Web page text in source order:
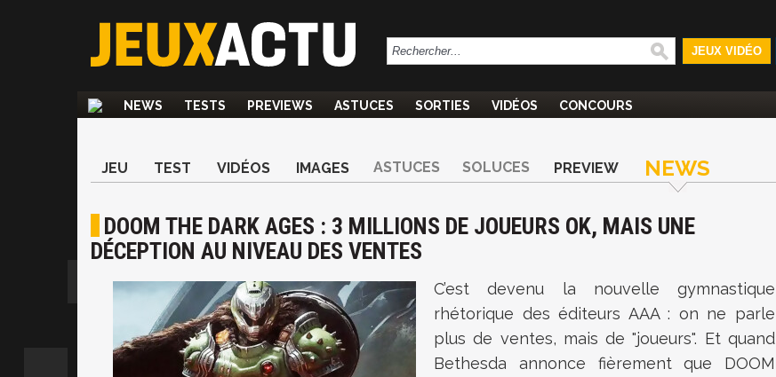
JEUX VIDÉO
NEWS TESTS PREVIEWS ASTUCES SORTIES VIDÉOS CONCOURS
JEU TEST VIDÉOS IMAGES ASTUCES SOLUCES PREVIEW NEWS
DOOM THE DARK AGES : 3 MILLIONS DE JOUEURS OK, MAIS UNE
DÉCEPTION AU NIVEAU DES VENTES
C’est devenu la nouvelle gymnastique
rhétorique des éditeurs AAA : on ne parle
plus de ventes, mais de "joueurs". Et quand
Bethesda annonce fièrement que DOOM